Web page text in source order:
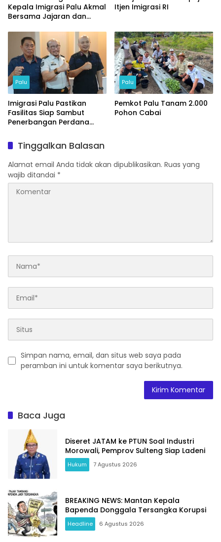
Kepala Imigrasi Palu Akmal
Bersama Jajaran dan
Itjen Imigrasi RI
Palu
Imigrasi Palu Pastikan
Fasilitas Siap Sambut
Penerbangan Perdana
Palu
Pemkot Palu Tanam 2.000
Pohon Cabai
Tinggalkan Balasan
Alamat email Anda tidak akan dipublikasikan. Ruas yang
wajib ditandai *
Simpan nama, email, dan situs web saya pada
peramban ini untuk komentar saya berikutnya.
Baca Juga
Diseret JATAM ke PTUN Soal Industri
Morowali, Pemprov Sulteng Siap Ladeni
Hukum 7 Agustus 2026
BREAKING NEWS: Mantan Kepala
Bapenda Donggala Tersangka Korupsi
Headline 6 Agustus 2026